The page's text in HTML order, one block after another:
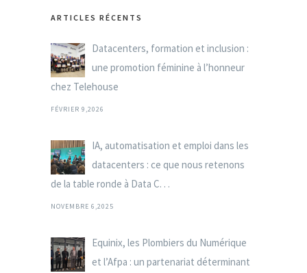
ARTICLES RÉCENTS
Datacenters, formation et inclusion :
une promotion féminine à l’honneur
chez Telehouse
FÉVRIER 9,2026
IA, automatisation et emploi dans les
datacenters : ce que nous retenons
de la table ronde à Data C. . .
NOVEMBRE 6,2025
Equinix, les Plombiers du Numérique
et l’Afpa : un partenariat déterminant